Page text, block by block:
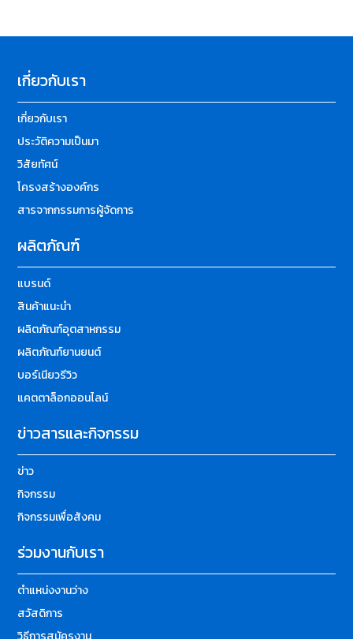
เกี่ยวกับเรา
เกี่ยวกับเรา
ประวัติความเป็นมา
วิสัยทัศน์
โครงสร้างองค์กร
สารจากกรรมการผู้จัดการ
ผลิตภัณฑ์
แบรนด์
สินค้าแนะนำ
ผลิตภัณฑ์อุตสาหกรรม
ผลิตภัณฑ์ยานยนต์
บอร์เนียวรีวิว
แคตตาล็อกออนไลน์
ข่าวสารและกิจกรรม
ข่าว
กิจกรรม
กิจกรรมเพื่อสังคม
ร่วมงานกับเรา
ตำแหน่งงานว่าง
สวัสดิการ